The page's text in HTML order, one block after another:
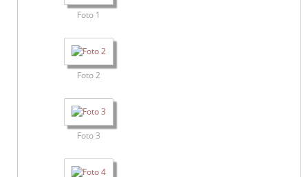
Foto 1
Foto 2
Foto 3